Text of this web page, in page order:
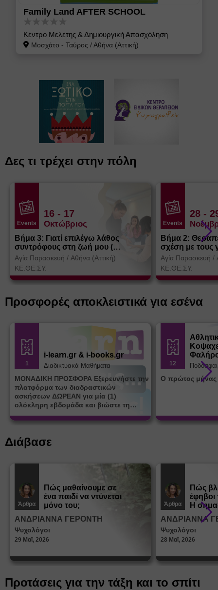
Family Land AFTER SCHOOL
Κέντρο Μελέτης & Δημιουργική Απασχόληση
Μοσχάτο - Ταύρος /Αθήνα (Αττική)
Δες τι τρέχει στην πόλη
Events
16 - 17
Οκτώβριος
Βήμα 3: Γιατί επιλέγω λάθος
συντρόφους στη ζωή μου (
Θεσσαλονίκη)
Αγία Παρασκευή / Αθήνα (Αττική)
ΚΕ.ΘΕ.ΣΥ.
Events
28 -
Βήμα 2:
σχέση με τους
Αγία Παρασκευή /
ΚΕ.ΘΕ.ΣΥ.
Προσφορές αποκλειστικά για εσένα
1
i-learn.gr & i-books.gr
Διαδικτυακά Μαθήματα
ΜΟΝΑΔΙΚΗ ΠΡΟΣΦΟΡΑ Εξερευνήστε την
πλατφόρμα των διαδραστικών
ασκήσεων ΔΩΡΕΑΝ για μία (1)
ολόκληρη εβδομάδα και βιώστε τη
μοναδική εμπειρία εκμάθησης του i-
learn.gr* * Αφορά νέες εγγραφές
12
Ο πρώτος
Διάβασε
Άρθρα
Πώς μαθαίνουμε σε
ένα παιδί να ντύνεται
μόνο του;
ΑΝΔΡΙΑΝΝΑ ΓΕΡΟΝΤΗ
Ψυχολόγοι
29 Μαϊ, 2026
Άρθρα
Πώς
Η
στη
ΑΝΔΡΙΑΝΝΑ
Ψυχολόγοι
28 Μαϊ, 2026
Προτάσεις για την τάξη και το σπίτι